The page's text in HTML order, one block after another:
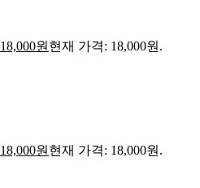
18,000원 현재 가격: 18,000원.
18,000원 현재 가격: 18,000원.